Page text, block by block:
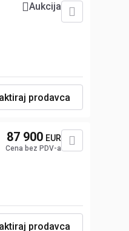
Aukcija
prodavca
87 900 EUR
Cena bez PDV-a
prodavca